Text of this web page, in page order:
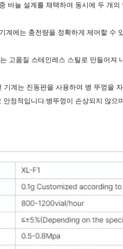
바늘 설계를 채택하여 동시에 두 개
계에는 충전량을 정확하게 제어할 수
고품질 스테인레스 스틸로 만들어져
계는 진동판을 사용하여 병 뚜껑을
정적입니다.병뚜껑이 손상되지 않